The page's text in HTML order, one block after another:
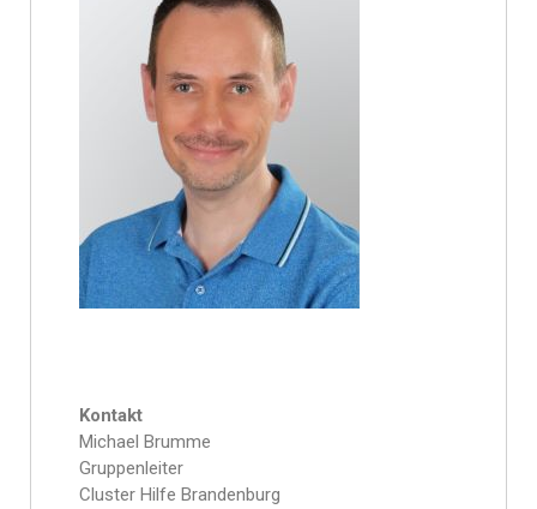
Kontakt
Michael Brumme
Gruppenleiter
Cluster Hilfe Brandenburg